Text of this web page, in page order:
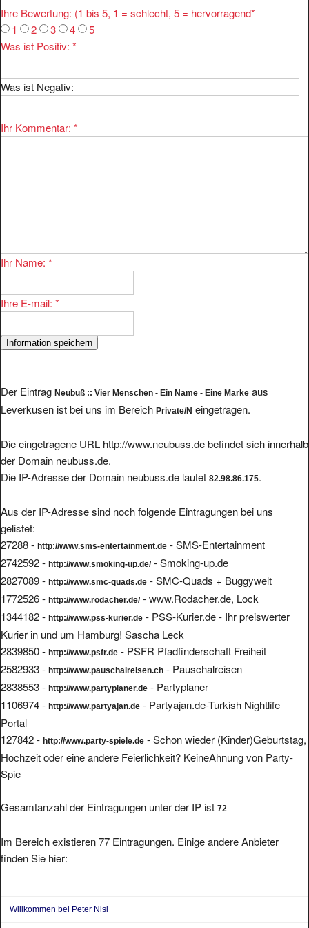
Ihre Bewertung: (1 bis 5, 1 = schlecht, 5 = hervorragend*
1
2 3 4
5
Was ist Positiv: *
Was ist Negativ:
Ihr Kommentar: *
Ihr Name: *
Ihre E-mail: *
Der Eintrag Neubuß :: Vier Menschen - Ein Name - Eine Marke aus
Leverkusen ist bei uns im Bereich Private/N eingetragen.
Die eingetragene URL http://www.neubuss.de befindet sich innerhalb
der Domain neubuss.de.
Die IP-Adresse der Domain neubuss.de lautet 82.98.86.175.
Aus der IP-Adresse sind noch folgende Eintragungen bei uns
gelistet:
27288 - http://www.sms-entertainment.de - SMS-Entertainment
2742592 - http://www.smoking-up.de/- Smoking-up.de
2827089 - http://www.smc-quads.de - SMC-Quads + Buggywelt
1772526 - http://www.rodacher.de/- www.Rodacher.de, Lock
1344182 - http://www.pss-kurier.de - PSS-Kurier.de - Ihr preiswerter
Kurier in und um Hamburg! Sascha Leck
2839850 - http://www.psfr.de - PSFR Pfadfinderschaft Freiheit
2582933 - http://www.pauschalreisen.ch - Pauschalreisen
2838553 - http://www.partyplaner.de - Partyplaner
1106974 - http://www.partyajan.de - Partyajan.de-Turkish Nightlife
Portal
127842 - http://www.party-spiele.de - Schon wieder (Kinder)Geburtstag,
Hochzeit oder eine andere Feierlichkeit? KeineAhnung von Party-
Spie
Gesamtanzahl der Eintragungen unter der IP ist 72
Im Bereich existieren 77 Eintragungen. Einige andere Anbieter
finden Sie hier:
Willkommen bei Peter Nisi